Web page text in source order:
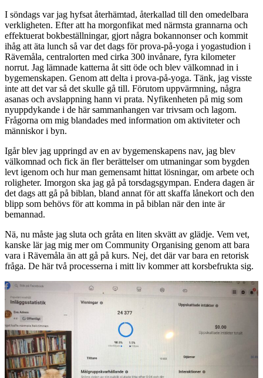
I söndags var jag hyfsat återhämtad, återkallad till den omedelbara
verkligheten. Efter att ha morgonfikat med närmsta grannarna och
effektuerat bokbeställningar, gjort några bokannonser och kommit
ihåg att äta lunch så var det dags för prova-på-yoga i yogastudion i
Rävemåla, centralorten med cirka 300 invånare, fyra kilometer
norrut. Jag lämnade katterna åt sitt öde och blev välkomnad in i
bygemenskapen. Genom att delta i prova-på-yoga. Tänk, jag visste
inte att det var så det skulle gå till. Förutom uppvärmning, några
asanas och avslappning hann vi prata. Nyfikenheten på mig som
nyuppdykande i de här sammanhangen var trivsam och lagom.
Frågorna om mig blandades med information om aktiviteter och
människor i byn.
Igår blev jag uppringd av en av bygemenskapens nav, jag blev
välkomnad och fick än fler berättelser om utmaningar som bygden
levt igenom och hur man gemensamt hittat lösningar, om arbete och
roligheter. Imorgon ska jag gå på torsdagsgympan. Endera dagen är
det dags att gå på biblan, bland annat för att skaffa lånekort och den
blipp som behövs för att komma in på biblan när den inte är
bemannad.
Nä, nu måste jag sluta och gråta en liten skvätt av glädje. Vem vet,
kanske lär jag mig mer om Community Organising genom att bara
vara i Rävemåla än att gå på kurs. Nej, det där var bara en retorisk
fråga. De här två processerna i mitt liv kommer att korsbefrukta sig.